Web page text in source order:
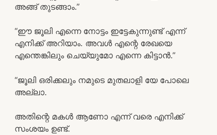
അങ്ങ് തുടങ്ങാം.”
“ഈ ജൂലി എന്നെ നോട്ടം ഇട്ടേകുന്നുണ്ട് എന്ന്
എനിക്ക് അറിയാം. അവൾ എന്റെ രേഖയെ
എന്തെങ്കിലും ചെയ്യുമോ എന്നെ കിട്ടാൻ.”
“ജൂലി ഒരിക്കലും നമുടെ മുതലാളി യേ പോലെ
അല്ലാ.
അതിന്റെ മകൾ ആണോ എന്ന് വരെ എനിക്ക്
സംശയം ഉണ്ട്.